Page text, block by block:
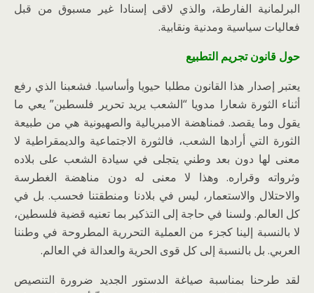
البرلمانية الفارطة، والذي لاقى إسنادا غير مسبوق من قبل
فعاليات سياسية ومدنية ونقابية.
حول قانون تجريم التطبيع
يعتبر إصدار هذا القانون مطلبا حيويا وأساسيا. فشعبنا الذي رفع
أثناء الثورة شعارا مدويا “الشعب يريد تحرير فلسطين” يعي ما
يقول وما يقصد. فمناهضة الامبريالية والصهيونية هي من طبيعة
الثورة التي أرادها الشعب، فالثورة الاجتماعية والديمقراطية لا
معنى لها دون بعد وطني يتجلى في سيادة الشعب على بلاده
وثرواته وقراره. وهذا لا معنى له دون مناهضة الغطرسة
والاحتلال والاستعمار، ليس في بلادنا ومنطقتنا فحسب. بل في
كل العالم. ولسنا في حاجة إلى التذكير بما تعنيه قضية فلسطين،
لا بالنسبة إلينا كجزء من العملية التحررية المطروحة في وطننا
العربي. بل بالنسبة إلى كل قوى الحرية والعدالة في العالم.
لقد طرحنا بمناسبة صياغة الدستور الجديد ضرورة التنصيص